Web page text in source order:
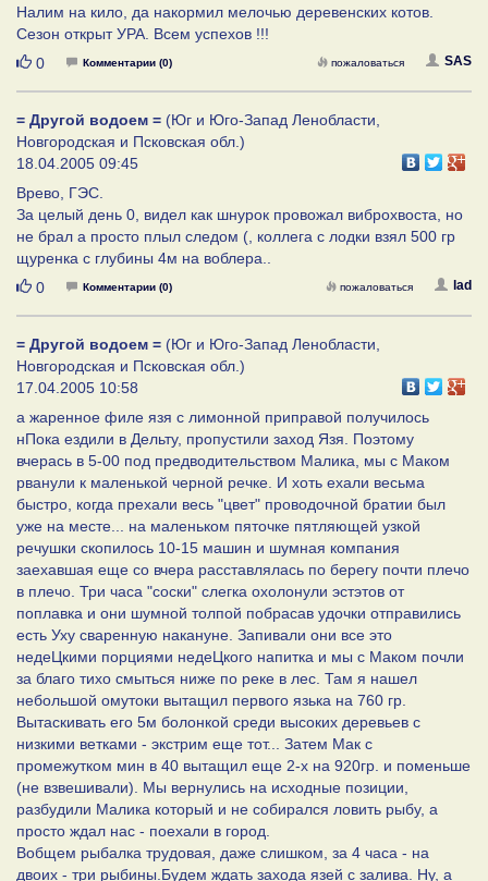
Налим на кило, да накормил мелочью деревенских котов.
Сезон открыт УРА. Всем успехов !!!
Нравится
0 Комментарии (0) SAS
пожаловаться
= Другой водоем = (Юг и Юго-Запад Ленобласти,
Новгородская и Псковская обл.)
18.04.2005 09:45
Врево, ГЭС.
За целый день 0, видел как шнурок провожал виброхвоста, но
не брал а просто плыл следом (, коллега с лодки взял 500 гр
щуренка с глубины 4м на воблера..
Нравится
0 Комментарии (0) lad
пожаловаться
= Другой водоем = (Юг и Юго-Запад Ленобласти,
Новгородская и Псковская обл.)
17.04.2005 10:58
а жаренное филе язя с лимонной приправой получилось
нПока ездили в Дельту, пропустили заход Язя. Поэтому
вчерась в 5-00 под предводительством Малика, мы с Маком
рванули к маленькой черной речке. И хоть ехали весьма
быстро, когда прехали весь "цвет" проводочной братии был
уже на месте... на маленьком пяточке пятляющей узкой
речушки скопилось 10-15 машин и шумная компания
заехавшая еще со вчера расставлялась по берегу почти плечо
в плечо. Три часа "соски" слегка охолонули эстэтов от
поплавка и они шумной толпой побрасав удочки отправились
есть Уху сваренную накануне. Запивали они все это
недеЦкими порциями недеЦкого напитка и мы с Маком почли
за благо тихо смыться ниже по реке в лес. Там я нашел
небольшой омутоки вытащил первого язька на 760 гр.
Вытаскивать его 5м болонкой среди высоких деревьев с
низкими ветками - экстрим еще тот... Затем Мак с
промежутком мин в 40 вытащил еще 2-х на 920гр. и поменьше
(не взвешивали). Мы вернулись на исходные позиции,
разбудили Малика который и не собирался ловить рыбу, а
просто ждал нас - поехали в город.
Вобщем рыбалка трудовая, даже слишком, за 4 часа - на
двоих - три рыбины.Будем ждать захода язей с залива. Ну, а